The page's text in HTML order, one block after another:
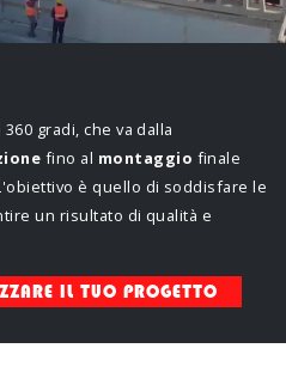
gradi, che va dalla
fino al montaggio finale
è quello di soddisfare le
un risultato di qualità e
IL TUO PROGETTO